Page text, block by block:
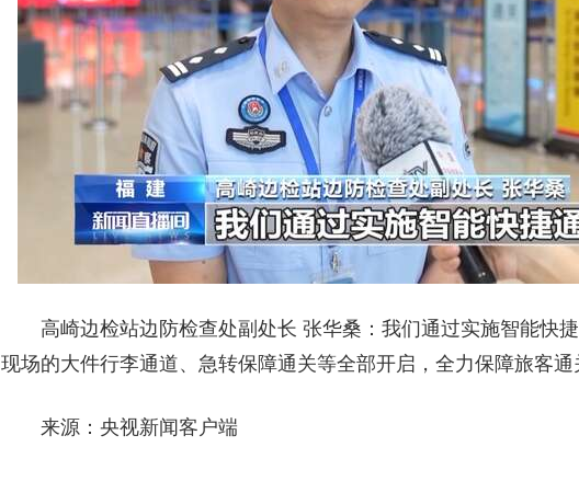
高崎边检站边防检查处副处长 张华桑：我们通过实施智能快
现场的大件行李通道、急转保障通关等全部开启，全力保障旅客通
来源：央视新闻客户端